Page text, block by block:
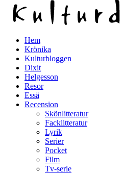
Hem
Krönika
Kulturbloggen
Dixit
Helgesson
Resor
Essä
Recension
Skönlitteratur
Facklitteratur
Lyrik
Serier
Pocket
Film
Tv-serie